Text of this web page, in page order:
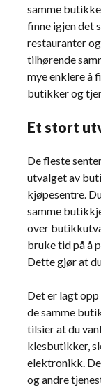
samme
finne igjen det
restauranter
tilhørende
mye enklere å
butikker og
Et stort
De fleste
utvalget av
kjøpesentre.
samme
over
bruke tid på å
Dette gjør at
Det er lagt
de samme
tilsier at du
klesbutikker,
elektronikk.
og andre